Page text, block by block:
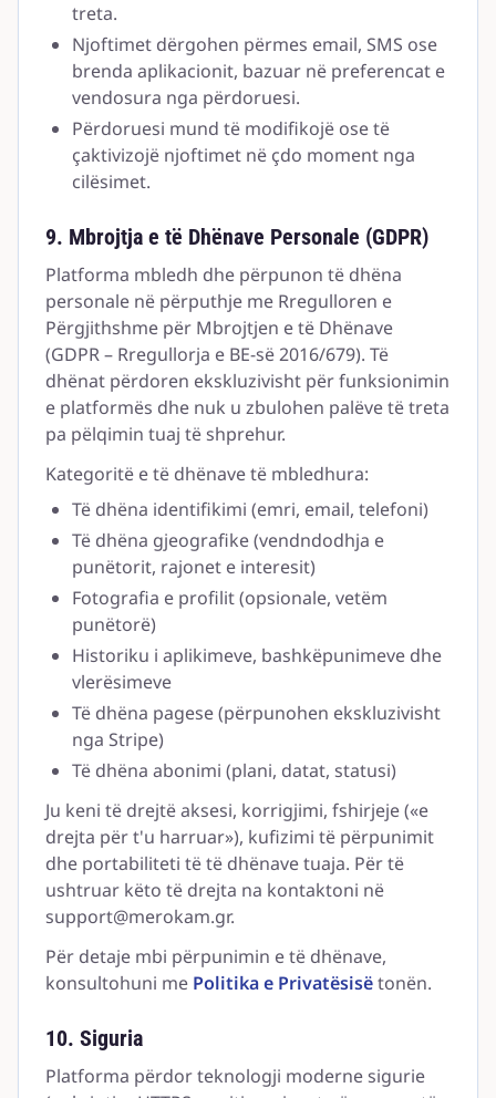
treta.
Njoftimet dërgohen përmes email, SMS ose
brenda aplikacionit, bazuar në preferencat e
vendosura nga përdoruesi.
Përdoruesi mund të modifikojë ose të
çaktivizojë njoftimet në çdo moment nga
cilësimet.
9. Mbrojtja e të Dhënave Personale (GDPR)
Platforma mbledh dhe përpunon të dhëna
personale në përputhje me Rregulloren e
Përgjithshme për Mbrojtjen e të Dhënave
(GDPR – Rregullorja e BE-së 2016/679). Të
dhënat përdoren ekskluzivisht për funksionimin
e platformës dhe nuk u zbulohen palëve të treta
pa pëlqimin tuaj të shprehur.
Kategoritë e të dhënave të mbledhura:
Të dhëna identifikimi (emri, email, telefoni)
Të dhëna gjeografike (vendndodhja e
punëtorit, rajonet e interesit)
Fotografia e profilit (opsionale, vetëm
punëtorë)
Historiku i aplikimeve, bashkëpunimeve dhe
vlerësimeve
Të dhëna pagese (përpunohen ekskluzivisht
nga Stripe)
Të dhëna abonimi (plani, datat, statusi)
Ju keni të drejtë aksesi, korrigjimi, fshirjeje («e
drejta për t'u harruar»), kufizimi të përpunimit
dhe portabiliteti të të dhënave tuaja. Për të
ushtruar këto të drejta na kontaktoni në
support@merokam.gr.
Për detaje mbi përpunimin e të dhënave,
konsultohuni me Politika e Privatësisëtonën.
10. Siguria
Platforma përdor teknologji moderne sigurie